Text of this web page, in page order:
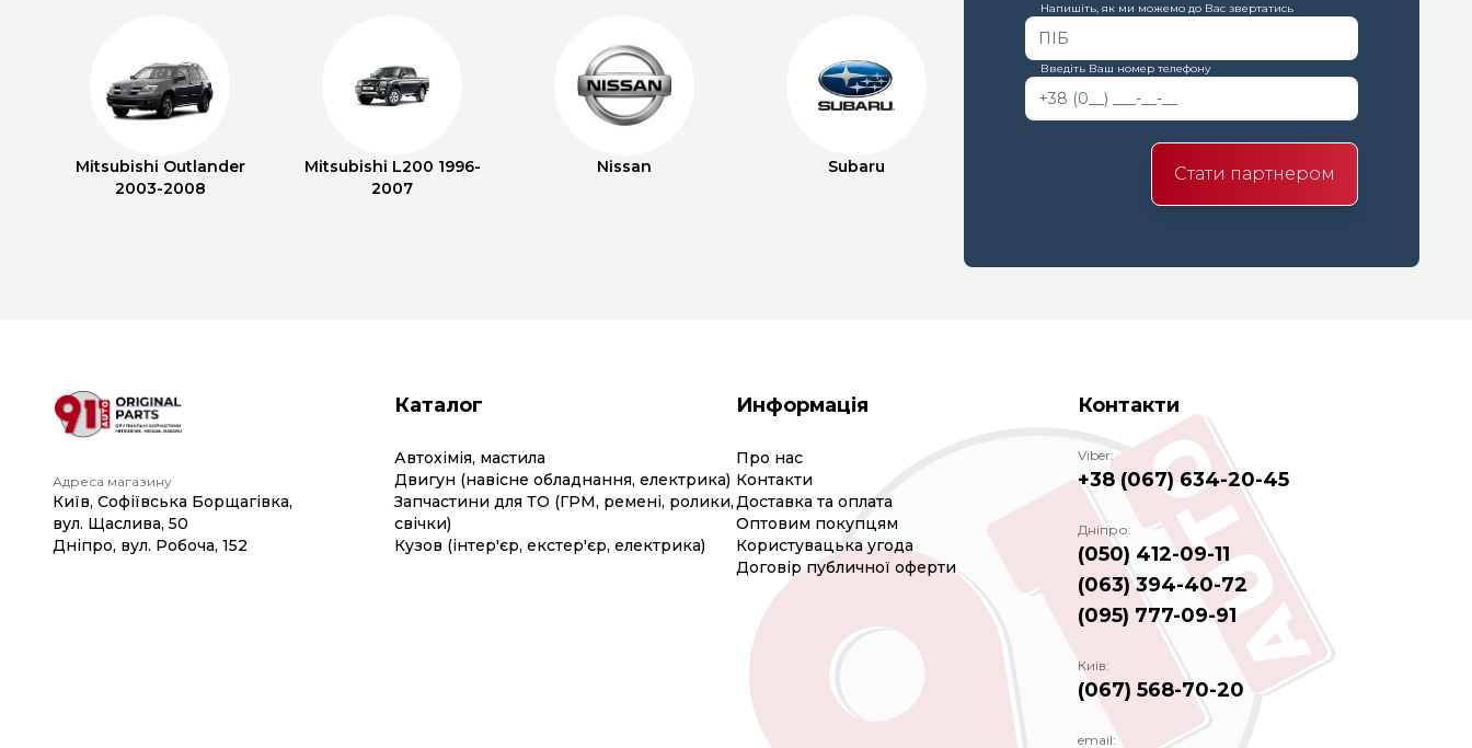
Mitsubishi Outlander
2003-2008
Mitsubishi L200 1996-
2007
Nissan Subaru
Напишіть, як ми можемо до Вас звертатись
Введіть Ваш номер телефону
Стати партнером
Адреса магазину
Київ, Софіївська Борщагівка,
вул. Щаслива, 50
Дніпро, вул. Робоча, 152
Каталог
Автохімія, мастила
Двигун (навісне обладнання, електрика)
Запчастини для ТО (ГРМ, ремені, ролики,
свічки)
Кузов (інтер'єр, екстер'єр, електрика)
Информація
Про нас
Контакти
Доставка та оплата
Оптовим покупцям
Користувацька угода
Договір публичної оферти
Контакти
Viber:
+38 (067) 634-20-45
Дніпро:
(050) 412-09-11
(063) 394-40-72
(095) 777-09-91
Київ:
(067) 568-70-20
email: